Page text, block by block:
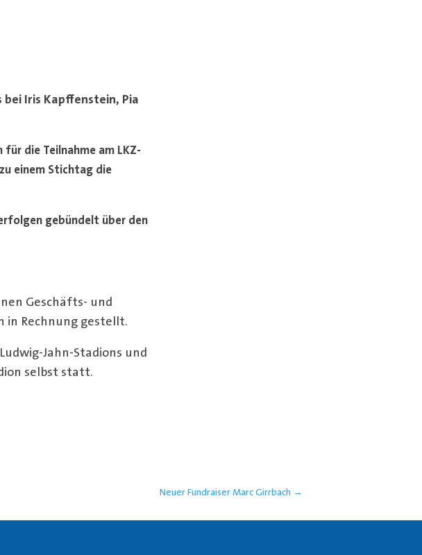
Iris Kapffenstein, Pia
die Teilnahme am LKZ-
einem Stichtag die
gebündelt über den
Geschäfts- und
in Rechnung gestellt.
Jahn-Stadions und
selbst statt.
Neuer Fundraiser Marc Girrbach →